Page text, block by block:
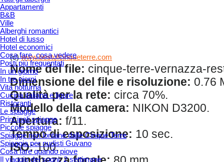
Appartamenti
B&B
Ville
Alberghi romantici
Hotel di lusso
Hotel economici
Cosa fare, cosa vedere
Posti più frequentati
In un giorno
In tre giorni
Vita notturna
Cucina italiana e ligure
Ristoranti
Le spiagge
Principali spiagge
Piccole spiagge
Spiagge non lontane dalle Cinque Terre
Spiaggia per nudisti Guvano
Cosa fare quando piove
Il viaggio dei sogni: 2 settimane
(c)www.bestofcinqueterre.com
Nome del file: cinque-terre-vernazza-
Dimensione del file e risoluzione: 0.76
Qualità per la rete: circa 70%.
Modello della camera: NIKON D3200.
Apertura: f/11.
Tempo di esposizione: 10 sec.
ISO:100.